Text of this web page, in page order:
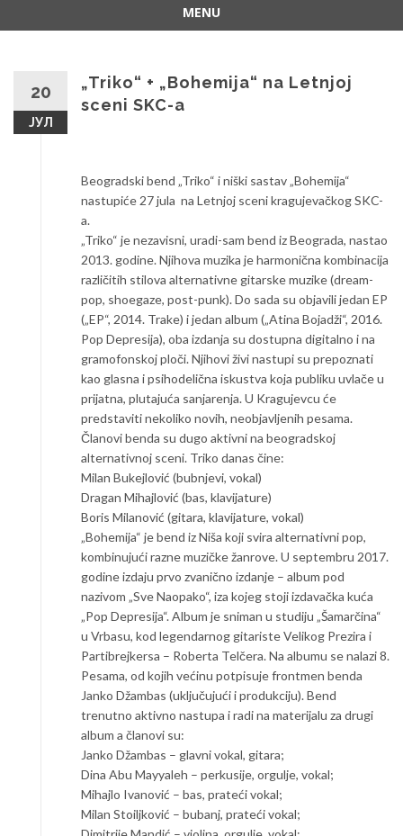
MENU
20
ЈУЛ
„Triko“ + „Bohemija“ na Letnjoj
sceni SKC-a
Beogradski bend „Triko“ i niški sastav „Bohemija“
nastupiće 27 jula na Letnjoj sceni kragujevačkog SKC-
a.
„Triko“ je nezavisni, uradi-sam bend iz Beograda, nastao
2013. godine. Njihova muzika je harmonična kombinacija
različitih stilova alternativne gitarske muzike (dream-
pop, shoegaze, post-punk). Do sada su objavili jedan EP
(„EP“, 2014. Trake) i jedan album („Atina Bojadži“, 2016.
Pop Depresija), oba izdanja su dostupna digitalno i na
gramofonskoj ploči. Njihovi živi nastupi su prepoznati
kao glasna i psihodelična iskustva koja publiku uvlače u
prijatna, plutajuća sanjarenja. U Kragujevcu će
predstaviti nekoliko novih, neobjavljenih pesama.
Članovi benda su dugo aktivni na beogradskoj
alternativnoj sceni. Triko danas čine:
Milan Bukejlović (bubnjevi, vokal)
Dragan Mihajlović (bas, klavijature)
Boris Milanović (gitara, klavijature, vokal)
„Bohemija“ je bend iz Niša koji svira alternativni pop,
kombinujući razne muzičke žanrove. U septembru 2017.
godine izdaju prvo zvanično izdanje – album pod
nazivom „Sve Naopako“, iza kojeg stoji izdavačka kuća
„Pop Depresija“. Album je sniman u studiju „Šamarčina“
u Vrbasu, kod legendarnog gitariste Velikog Prezira i
Partibrejkersa – Roberta Telčera. Na albumu se nalazi 8.
Pesama, od kojih većinu potpisuje frontmen benda
Janko Džambas (uključujući i produkciju). Bend
trenutno aktivno nastupa i radi na materijalu za drugi
album a članovi su:
Janko Džambas – glavni vokal, gitara;
Dina Abu Mayyaleh – perkusije, orgulje, vokal;
Mihajlo Ivanović – bas, prateći vokal;
Milan Stoiljković – bubanj, prateći vokal;